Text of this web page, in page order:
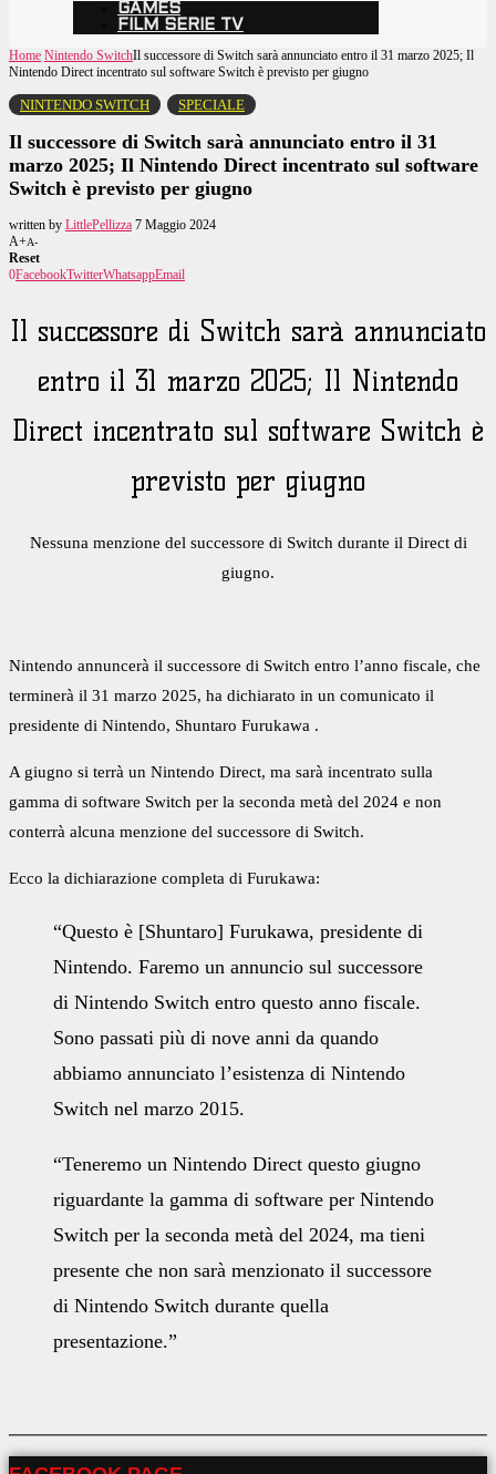
GAMES
FILM SERIE TV
Home Nintendo SwitchIl successore di Switch sarà annunciato entro il 31 marzo 2025; Il
Nintendo Direct incentrato sul software Switch è previsto per giugno
NINTENDO SWITCH SPECIALE
Il successore di Switch sarà annunciato entro il 31
marzo 2025; Il Nintendo Direct incentrato sul software
Switch è previsto per giugno
written by LittlePellizza 7 Maggio 2024
A+A-
Reset
0FacebookTwitterWhatsappEmail
Il successore di Switch sarà annunciato
entro il 31 marzo 2025; Il Nintendo
Direct incentrato sul software Switch è
previsto per giugno
Nessuna menzione del successore di Switch durante il Direct di
giugno.
Nintendo annuncerà il successore di Switch entro l’anno fiscale, che
terminerà il 31 marzo 2025, ha dichiarato in un comunicato il
presidente di Nintendo, Shuntaro Furukawa .
A giugno si terrà un Nintendo Direct, ma sarà incentrato sulla
gamma di software Switch per la seconda metà del 2024 e non
conterrà alcuna menzione del successore di Switch.
Ecco la dichiarazione completa di Furukawa:
“Questo è [Shuntaro] Furukawa, presidente di
Nintendo. Faremo un annuncio sul successore
di Nintendo Switch entro questo anno fiscale.
Sono passati più di nove anni da quando
abbiamo annunciato l’esistenza di Nintendo
Switch nel marzo 2015.
“Teneremo un Nintendo Direct questo giugno
riguardante la gamma di software per Nintendo
Switch per la seconda metà del 2024, ma tieni
presente che non sarà menzionato il successore
di Nintendo Switch durante quella
presentazione.”